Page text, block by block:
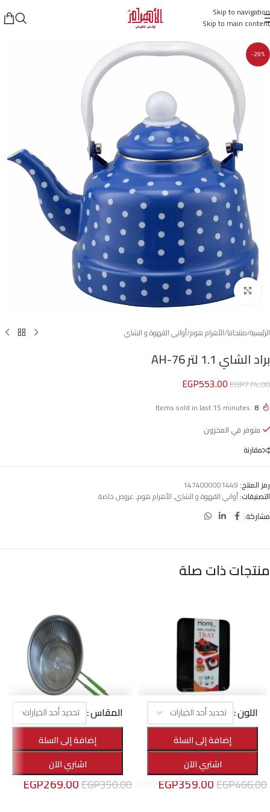
Skip to navigation
Skip to main content
-29%
Click to enlarge
الرئيسية/منتجاتنا/الأهرام هوم/أواني القهوة و الشاي
براد الشاي 1.1 لتر AH-76
EGP774.00
EGP553.00
8
Items sold in last 15 minutes
متوفر في المخزون
مقارنة
رمز المنتج:1474000001449
التصنيفات:أواني القهوة و الشاي,الأهرام هوم,عروض خاصة
مشاركة:
منتجات ذات صلة
صينية تقديم ميلامين مستطيلة
الأهرام هوم,منتجات التقديم
EGP466.00
EGP359.00
اللون
إضافة إلى السلة
اشتري الآن
مصفاة مكرونه استانلس يد سيليكون
الأهرام هوم,سكاكين و أدوات المطبخ
EGP350.00
EGP269.00
المقاس
إضافة إلى السلة
اشتري الآن